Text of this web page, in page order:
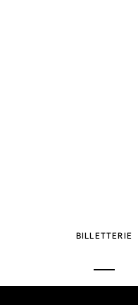
BILLETTERIE